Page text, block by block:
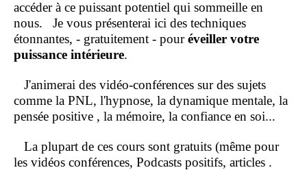
accéder à ce puissant potentiel qui sommeille en
nous. Je vous présenterai ici des techniques
étonnantes, - gratuitement - pouréveiller votre
puissance intérieure.
J'animerai des vidéo-conférences sur des sujets
comme la PNL, l'hypnose, la dynamique mentale, la
pensée positive , la mémoire, la confiance en soi...
La plupart de ces cours sont gratuits (même pour
les vidéos conférences, Podcasts positifs, articles .